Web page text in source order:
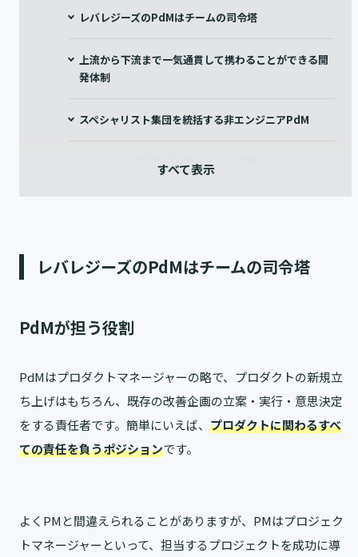
レバレジーズのPdMはチームの司令塔
上流から下流まで一気通貫して携わることができる開
発体制
スペシャリスト集団を統括する非エンジニアPdM
レバレジーズで働くPdMのキャリア例
レバレジーズのPdMはチームの司令塔
PdMが担う役割
PdMはプロダクトマネージャーの略で、プロダクトの新規立
ち上げはもちろん、既存の改善企画の立案・実行・意思決定
をする責任者です。簡単にいえば、 プロダクトに関わるすべ
ての責任を負うポジションです。
よくPMと間違えられることがありますが、PMはプロジェク
トマネージャーといって、担当するプロジェクトを成功に導